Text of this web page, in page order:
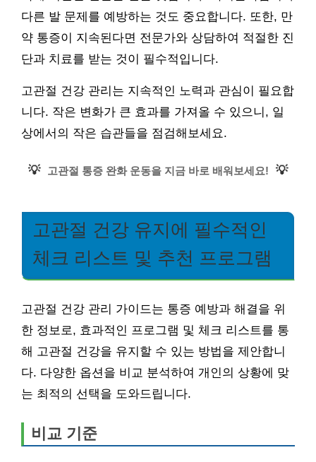
다른 발 문제를 예방하는 것도 중요합니다. 또한, 만
약 통증이 지속된다면 전문가와 상담하여 적절한 진
단과 치료를 받는 것이 필수적입니다.
고관절 건강 관리는 지속적인 노력과 관심이 필요합
니다. 작은 변화가 큰 효과를 가져올 수 있으니, 일
상에서의 작은 습관들을 점검해보세요.
💡 고관절 통증 완화 운동을 지금 바로 배워보세요! 💡
고관절 건강 유지에 필수적인
체크 리스트 및 추천 프로그램
고관절 건강 관리 가이드는 통증 예방과 해결을 위
한 정보로, 효과적인 프로그램 및 체크 리스트를 통
해 고관절 건강을 유지할 수 있는 방법을 제안합니
다. 다양한 옵션을 비교 분석하여 개인의 상황에 맞
는 최적의 선택을 도와드립니다.
비교 기준